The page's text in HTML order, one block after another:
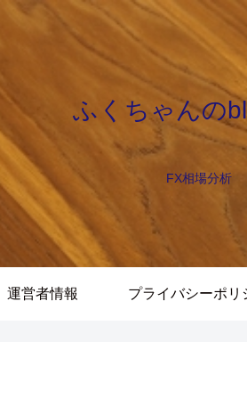
ふくちゃんの
FX相場分析
運営者情報 プライバシーポリ